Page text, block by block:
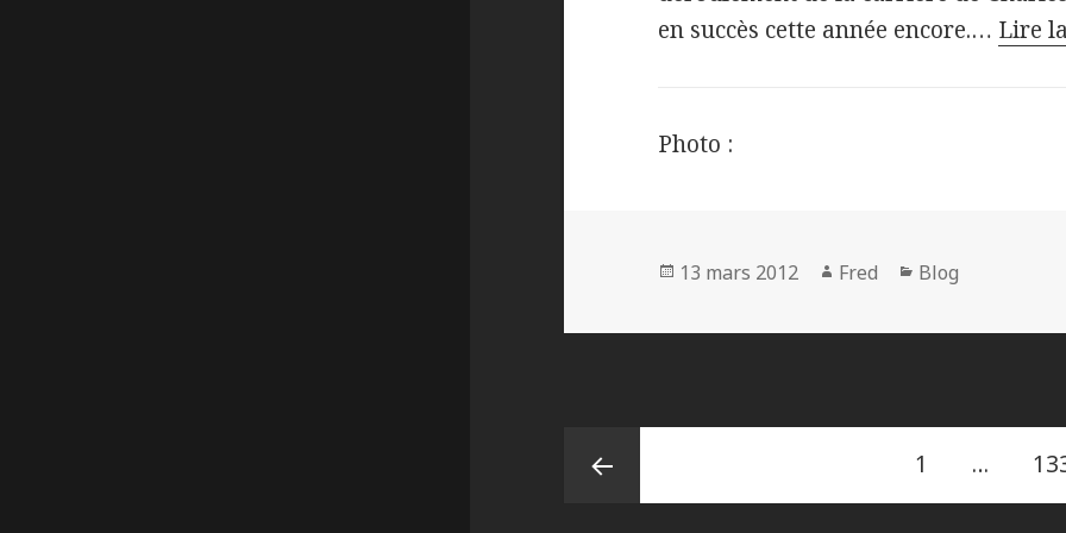
en succès cette année encore.… Lire
Photo :
Publié
13 mars 2012 Auteur
Fred Catégories
Blog
des
Page
1 …